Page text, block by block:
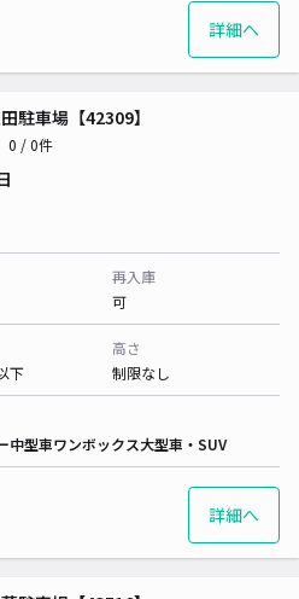
詳細へ
駐車場【42309】
0 / 0件
再入庫
可
下
高さ
制限なし
中型車ワンボックス大型車・SUV
詳細へ